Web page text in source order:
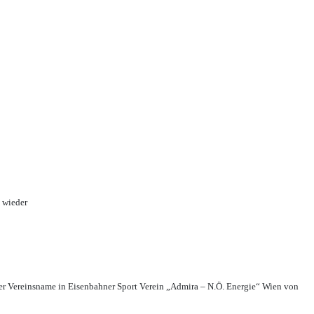
wieder
Vereinsname in Eisenbahner Sport Verein „Admira – N.Ö. Energie“ Wien von